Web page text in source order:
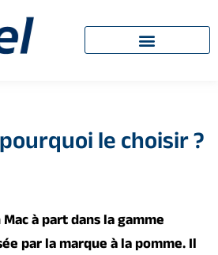
le choisir ?
à part dans la gamme
par la marque à la pomme. Il